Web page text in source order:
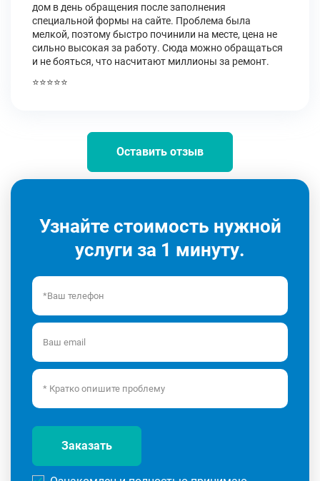
дом в день обращения после заполнения
специальной формы на сайте. Проблема была
мелкой, поэтому быстро починили на месте, цена не
сильно высокая за работу. Сюда можно обращаться
и не бояться, что насчитают миллионы за ремонт.
⭐⭐⭐⭐⭐
Оставить отзыв
Узнайте стоимость нужной
услуги за 1 минуту.
Заказать